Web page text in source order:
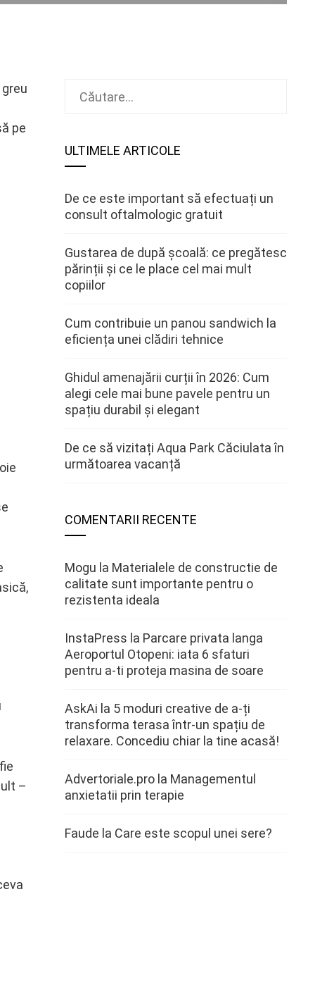
pe
–
ULTIMELE ARTICOLE
De ce este important să efectuați un
consult oftalmologic gratuit
Gustarea de după școală: ce pregătesc
părinții și ce le place cel mai mult
copiilor
Cum contribuie un panou sandwich la
eficiența unei clădiri tehnice
Ghidul amenajării curții în 2026: Cum
alegi cele mai bune pavele pentru un
spațiu durabil și elegant
De ce să vizitați Aqua Park Căciulata în
următoarea vacanță
COMENTARII RECENTE
Mogu la Materialele de constructie de
calitate sunt importante pentru o
rezistenta ideala
InstaPress la Parcare privata langa
Aeroportul Otopeni: iata 6 sfaturi
pentru a-ti proteja masina de soare
AskAi la 5 moduri creative de a-ți
transforma terasa într-un spațiu de
relaxare. Concediu chiar la tine acasă!
Advertoriale.pro la Managementul
anxietatii prin terapie
Faude la Care este scopul unei sere?